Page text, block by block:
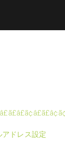
ドレス設定